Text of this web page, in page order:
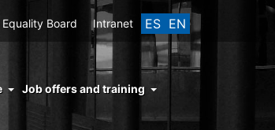
ES EN
Equality Board Intranet
Job offers and training